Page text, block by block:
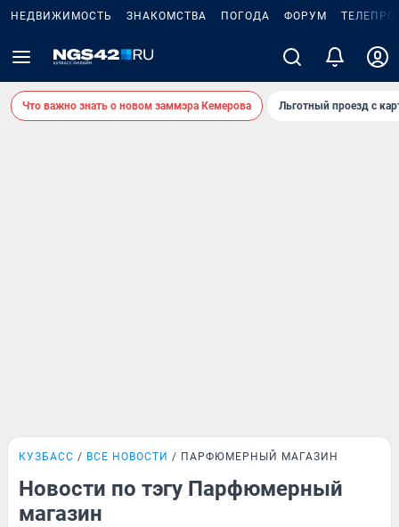
НЕДВИЖИМОСТЬ ЗНАКОМСТВА ПОГОДА ФОРУМ
Что важно знать о новом заммэра Кемерова Льготный проезд с
КУЗБАСС ВСЕ НОВОСТИ ПАРФЮМЕРНЫЙ МАГАЗИН
Новости по тэгу Парфюмерный
магазин